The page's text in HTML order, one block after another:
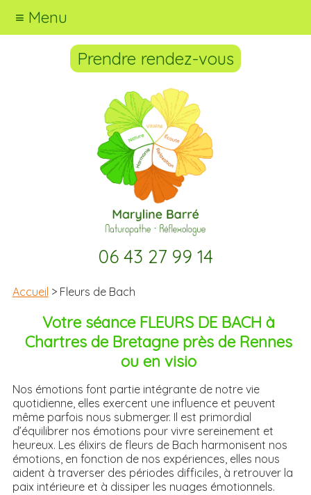
Prendre rendez-vous
06 43 27 99 14
≡ Menu
Accueil > Fleurs de Bach
Votre séance FLEURS DE BACH à
Chartres de Bretagne près de Rennes
ou en visio
Nos émotions font partie intégrante de notre vie
quotidienne, elles exercent une influence et peuvent
même parfois nous submerger. Il est primordial
d’équilibrer nos émotions pour vivre sereinement et
heureux. Les élixirs de fleurs de Bach harmonisent nos
émotions, en fonction de nos expériences, elles nous
aident à traverser des périodes difficiles, à retrouver la
paix intérieure et à dissiper les nuages émotionnels.